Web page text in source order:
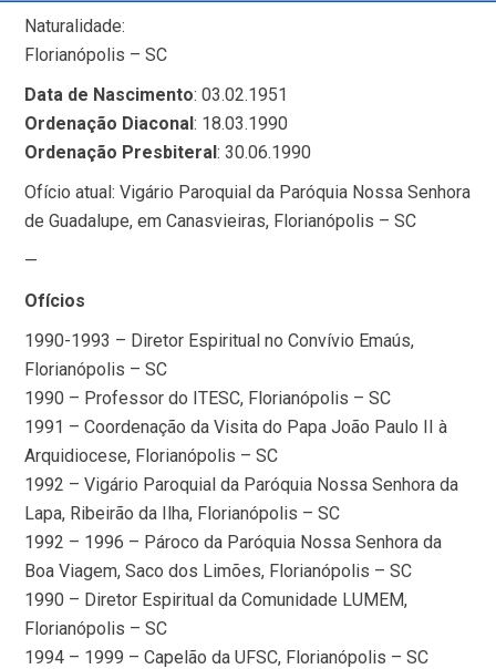
Naturalidade:
Florianópolis – SC
Data de Nascimento: 03.02.1951
Ordenação Diaconal: 18.03.1990
Ordenação Presbiteral: 30.06.1990
Ofício atual: Vigário Paroquial da Paróquia Nossa Senhora
de Guadalupe, em Canasvieiras, Florianópolis – SC
—
Ofícios
1990-1993 – Diretor Espiritual no Convívio Emaús,
Florianópolis – SC
1990 – Professor do ITESC, Florianópolis – SC
1991 – Coordenação da Visita do Papa João Paulo II à
Arquidiocese, Florianópolis – SC
1992 – Vigário Paroquial da Paróquia Nossa Senhora da
Lapa, Ribeirão da Ilha, Florianópolis – SC
1992 – 1996 – Pároco da Paróquia Nossa Senhora da
Boa Viagem, Saco dos Limões, Florianópolis – SC
1990 – Diretor Espiritual da Comunidade LUMEM,
Florianópolis – SC
1994 – 1999 – Capelão da UFSC, Florianópolis – SC